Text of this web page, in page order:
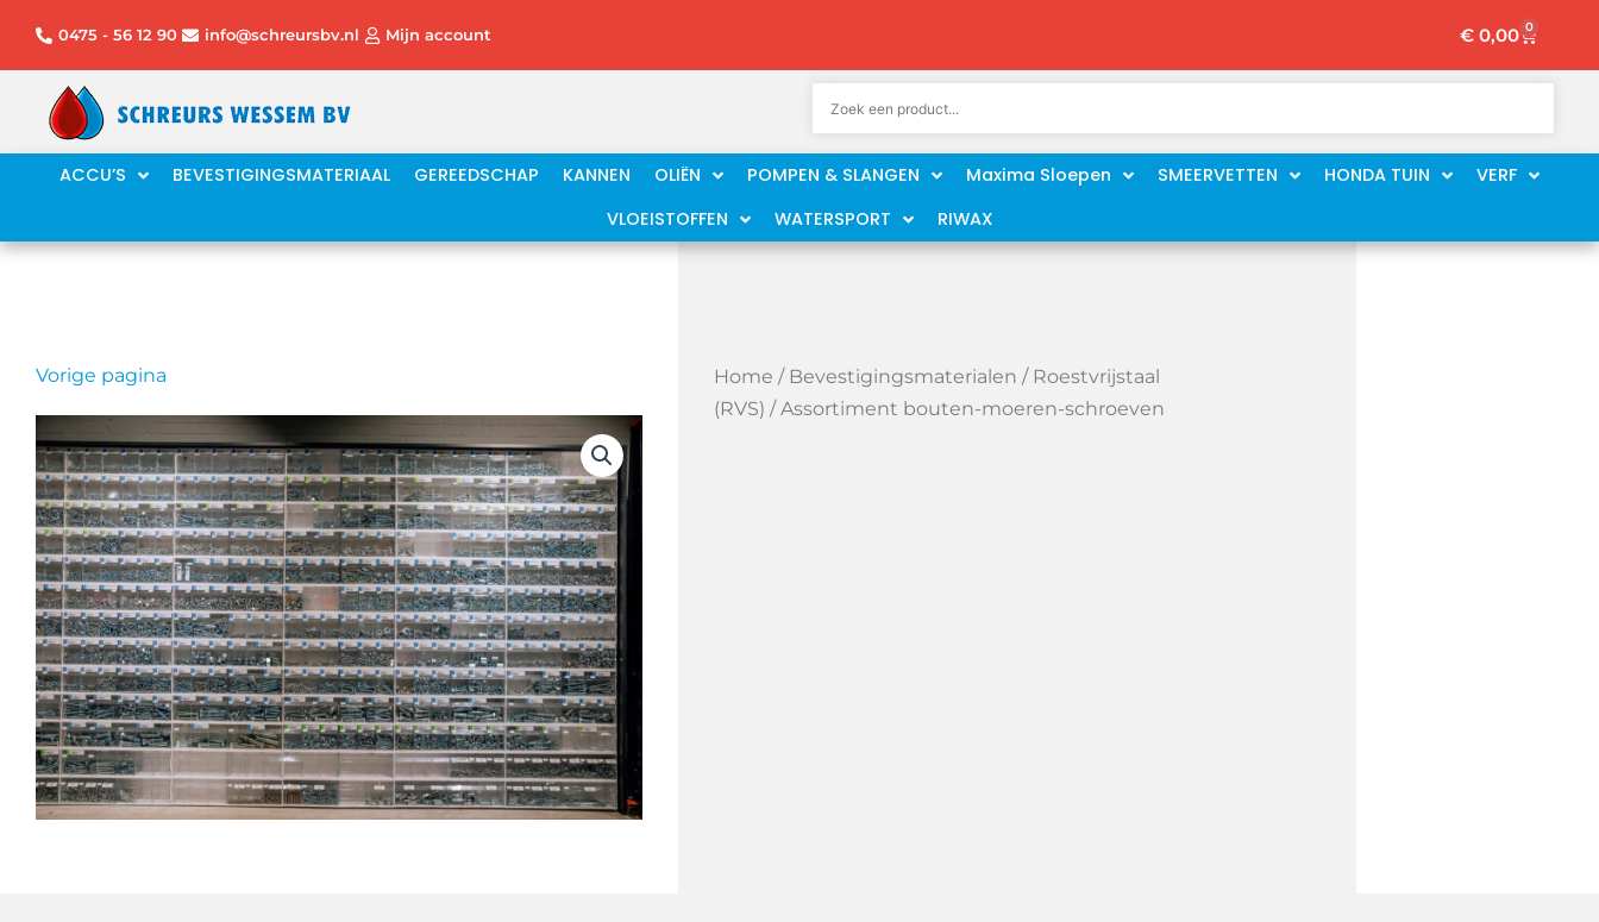
de
inhoud
0475 - 56 12 90 info@schreursbv.nl Mijn account € 0,00 0
ACCU’S BEVESTIGINGSMATERIAAL GEREEDSCHAP KANNEN OLIËN POMPEN & SLANGEN Maxima Sloepen SMEERVETTEN HONDA TUIN
VERF
VLOEISTOFFEN
WATERSPORT RIWAX
Vorige pagina Home / Bevestigingsmaterialen / Roestvrijstaal
(RVS) / Assortiment bouten-moeren-schroeven